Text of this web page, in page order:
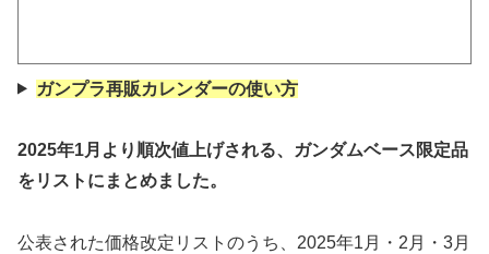
ガンプラ再販カレンダーの使い方
2025年1月より順次値上げされる、ガンダムベース限定品
をリストにまとめました。
公表された価格改定リストのうち、2025年1月・2月・3月